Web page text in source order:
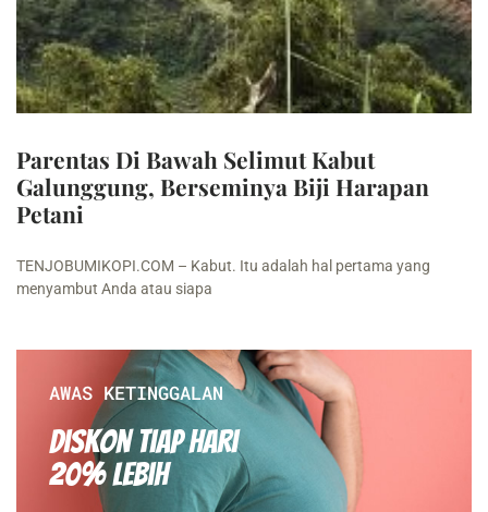
Parentas Di Bawah Selimut Kabut
Galunggung, Berseminya Biji Harapan
Petani
TENJOBUMIKOPI.COM – Kabut. Itu adalah hal pertama yang
menyambut Anda atau siapa
AWAS KETINGGALAN
Diskon Tiap hari
20% Lebih